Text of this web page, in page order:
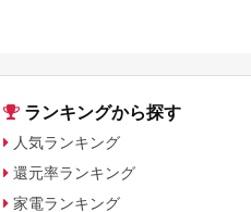
ランキングから探す
人気ランキング
還元率ランキング
家電ランキング